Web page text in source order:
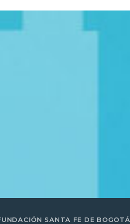
SANTA FE DE BOGOTÁ